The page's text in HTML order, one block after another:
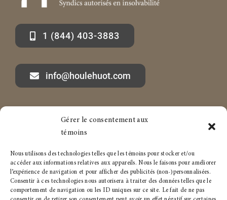
Gérer le consentement aux
témoins
Nous utilisons des technologies telles que les témoins pour stocker et/ou
accéder aux informations relatives aux appareils. Nous le faisons pour améliorer
l’expérience de navigation et pour afficher des publicités (non-)personnalisées.
Consentir à ces technologies nous autorisera à traiter des données telles que le
comportement de navigation ou les ID uniques sur ce site. Le fait de ne pas
1 (844) 403-3883
info@houlehuot.com
Marc-André Houle à propos
Carrière
Services aux particuliers
Politique de témoins